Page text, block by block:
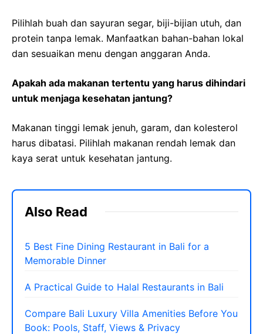
Pilihlah buah dan sayuran segar, biji-bijian utuh, dan
protein tanpa lemak. Manfaatkan bahan-bahan lokal
dan sesuaikan menu dengan anggaran Anda.
Apakah ada makanan tertentu yang harus dihindari
untuk menjaga kesehatan jantung?
Makanan tinggi lemak jenuh, garam, dan kolesterol
harus dibatasi. Pilihlah makanan rendah lemak dan
kaya serat untuk kesehatan jantung.
Also Read
5 Best Fine Dining Restaurant in Bali for a
Memorable Dinner
A Practical Guide to Halal Restaurants in Bali
Compare Bali Luxury Villa Amenities Before You
Book: Pools, Staff, Views & Privacy